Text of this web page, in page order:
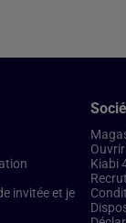
invitée et je
Kiabi